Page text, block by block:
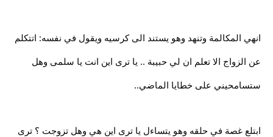
انهي المكالمة وتنهد وهو يستند الى كرسيه ويقول في نفسه: اتتكلم
عن الزواج الا تعلم ان لي حبيبة .. يا ترى اين انت يا سلمى وهل
ستسامحيني على خطايا الماضي..
ابتلع غصة في حلقه وهو يتساءل يا ترى اين هي وهل تزوجت ؟ ترى